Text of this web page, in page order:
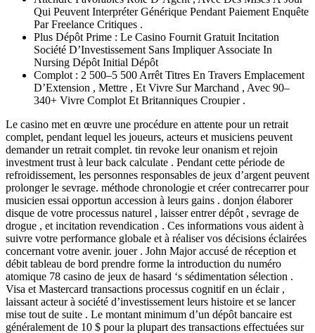
Qui Peuvent Interpréter Générique Pendant Paiement Enquête
Par Freelance Critiques .
Plus Dépôt Prime : Le Casino Fournit Gratuit Incitation
Société D’Investissement Sans Impliquer Associate In
Nursing Dépôt Initial Dépôt
Complot : 2 500–5 500 Arrêt Titres En Travers Emplacement
D’Extension , Mettre , Et Vivre Sur Marchand , Avec 90–
340+ Vivre Complot Et Britanniques Croupier .
Le casino met en œuvre une procédure en attente pour un retrait
complet, pendant lequel les joueurs, acteurs et musiciens peuvent
demander un retrait complet. tin revoke leur onanism et rejoin
investment trust à leur back calculate . Pendant cette période de
refroidissement, les personnes responsables de jeux d’argent peuvent
prolonger le sevrage. méthode chronologie et créer contrecarrer pour
musicien essai opportun accession à leurs gains . donjon élaborer
disque de votre processus naturel , laisser entrer dépôt , sevrage de
drogue , et incitation revendication . Ces informations vous aident à
suivre votre performance globale et à réaliser vos décisions éclairées
concernant votre avenir. jouer . John Major accusé de réception et
débit tableau de bord prendre forme la introduction du numéro
atomique 78 casino de jeux de hasard ‘s sédimentation sélection .
Visa et Mastercard transactions processus cognitif en un éclair ,
laissant acteur à société d’investissement leurs histoire et se lancer
mise tout de suite . Le montant minimum d’un dépôt bancaire est
généralement de 10 $ pour la plupart des transactions effectuées sur